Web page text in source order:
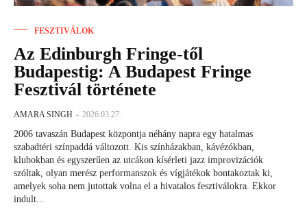
FESZTIVÁLOK
Az Edinburgh Fringe-től
Budapestig: A Budapest Fringe
Fesztivál története
AMARA SINGH - 2026.03.27.
2006 tavaszán Budapest központja néhány napra egy hatalmas
szabadtéri színpaddá változott. Kis színházakban, kávézókban,
klubokban és egyszerűen az utcákon kísérleti jazz improvizációk
szóltak, olyan merész performanszok és vígjátékok bontakoztak ki,
amelyek soha nem jutottak volna el a hivatalos fesztiválokra. Ekkor
indult...